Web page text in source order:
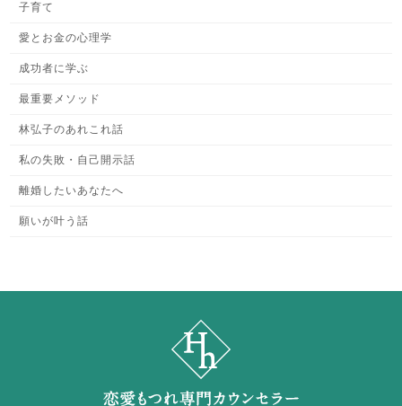
子育て
愛とお金の心理学
成功者に学ぶ
最重要メソッド
林弘子のあれこれ話
私の失敗・自己開示話
離婚したいあなたへ
願いが叶う話